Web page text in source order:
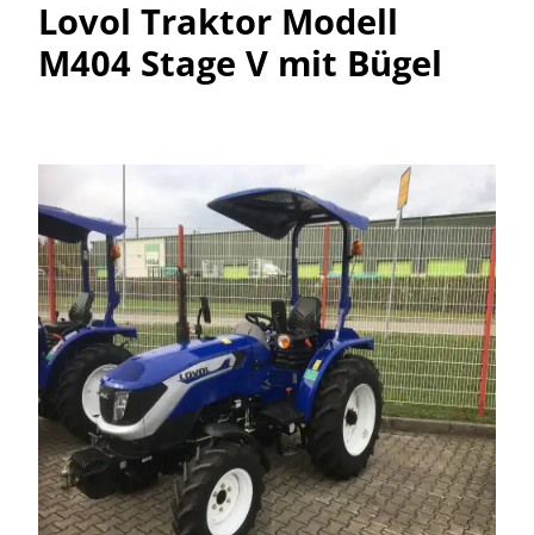
Lovol Traktor Modell
M404 Stage V mit Bügel